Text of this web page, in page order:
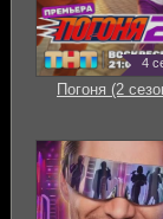
4
Погоня (2